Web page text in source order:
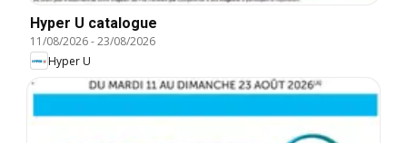
Hyper U catalogue
11/08/2026-23/08/2026
Hyper U